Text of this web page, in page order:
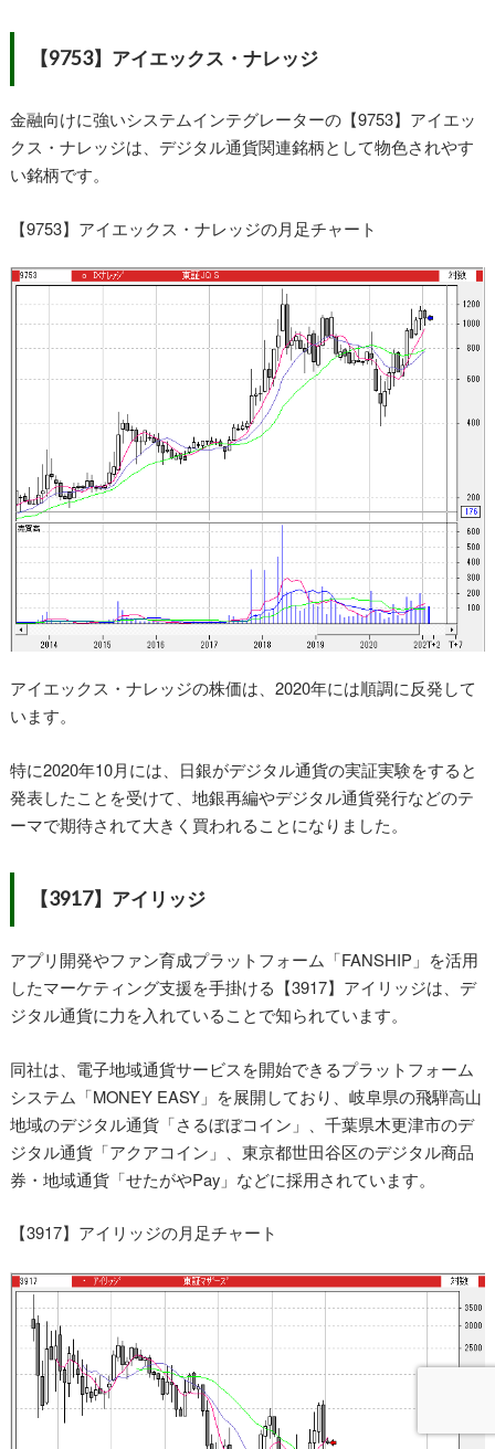
【9753】アイエックス・ナレッジ
金融向けに強いシステムインテグレーターの【9753】アイエッ
クス・ナレッジは、デジタル通貨関連銘柄として物色されやす
い銘柄です。
【9753】アイエックス・ナレッジの月足チャート
アイエックス・ナレッジの株価は、2020年には順調に反発して
います。
特に2020年10月には、日銀がデジタル通貨の実証実験をすると
発表したことを受けて、地銀再編やデジタル通貨発行などのテ
ーマで期待されて大きく買われることになりました。
【3917】アイリッジ
アプリ開発やファン育成プラットフォーム「FANSHIP」を活用
したマーケティング支援を手掛ける【3917】アイリッジは、デ
ジタル通貨に力を入れていることで知られています。
同社は、電⼦地域通貨サービスを開始できるプラットフォーム
システム「MONEY EASY」を展開しており、岐阜県の飛騨高山
地域のデジタル通貨「さるぼぼコイン」、千葉県木更津市のデ
ジタル通貨「アクアコイン」、東京都世田谷区のデジタル商品
券・地域通貨「せたがやPay」などに採用されています。
【3917】アイリッジの月足チャート